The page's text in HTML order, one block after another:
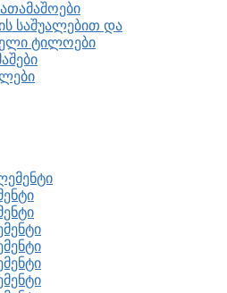
საშუალებით და
ტილოები